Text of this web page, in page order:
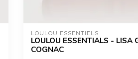
LOULOU ESSENTIELS
LOULOU ESSENTIALS - LISA
COGNAC